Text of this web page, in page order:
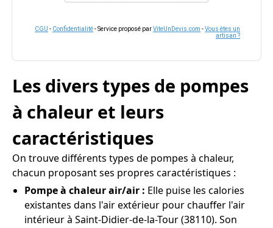
CGU - Confidentialité- Service proposé parViteUnDevis.com -Vous êtes un
artisan ?
Les divers types de pompes
à chaleur et leurs
caractéristiques
On trouve différents types de pompes à chaleur,
chacun proposant ses propres caractéristiques :
Pompe à chaleur air/air : Elle puise les calories
existantes dans l'air extérieur pour chauffer l'air
intérieur à Saint-Didier-de-la-Tour (38110). Son